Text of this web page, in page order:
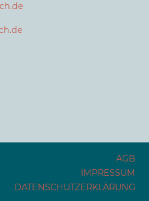
AGB
IMPRESSUM
DATENSCHUTZERKLÄRUNG